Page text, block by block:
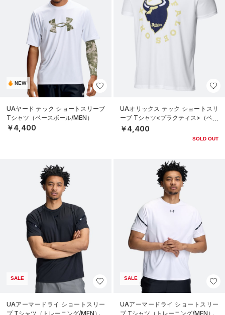
NEW
UAヤード テック ショートスリーブ
Tシャツ（ベースボール/MEN）
￥4,400
UAオリックス テック ショートスリ
ーブ Tシャツ<プラクティス>（ベー
スボール/UNISEX）
￥4,400
SOLD OUT
SALE
UAアーマードライ ショートスリー
ブ Tシャツ（トレーニング/MEN）
SALE
UAアーマードライ ショートスリー
ブ Tシャツ（トレーニング/MEN）